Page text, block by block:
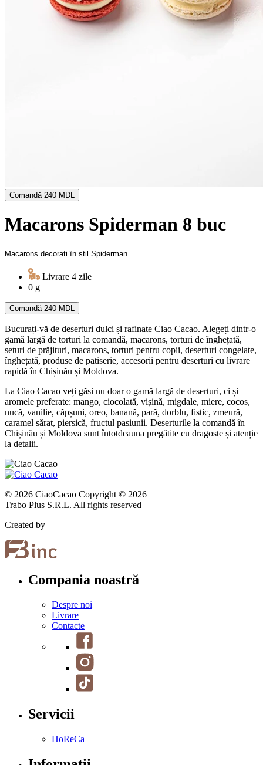
Comandă 240 MDL
Macarons Spiderman 8 buc
Macarons decorati în stil Spiderman.
Livrare 4 zile
0 g
Comandă 240 MDL
Bucurați-vă de deserturi dulci și rafinate Ciao Cacao. Alegeți dintr-o
gamă largă de torturi la comandă, macarons, torturi de înghețată,
seturi de prăjituri, macarons, torturi pentru copii, deserturi congelate,
înghețată, produse de patiserie, accesorii pentru deserturi cu livrare
rapidă în Chișinău și Moldova.
La Ciao Cacao veți găsi nu doar o gamă largă de deserturi, ci și
aromele preferate: mango, ciocolată, vișină, migdale, miere, cocos,
nucă, vanilie, căpșuni, oreo, banană, pară, dorblu, fistic, zmeură,
caramel sărat, piersică, fructul pasiunii. Deserturile la comandă în
Chișinău și Moldova sunt întotdeauna pregătite cu dragoste și atenție
la detalii.
© 2026 CiaoCacao Copyright © 2026
Trabo Plus S.R.L. All rights reserved
Created by
Compania noastră
Despre noi
Livrare
Contacte
Servicii
HoReCa